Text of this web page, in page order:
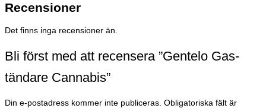
Recensioner
Det finns inga recensioner än.
Bli först med att recensera ”Gentelo Gas-
tändare Cannabis”
Din e-postadress kommer inte publiceras. Obligatoriska fält är